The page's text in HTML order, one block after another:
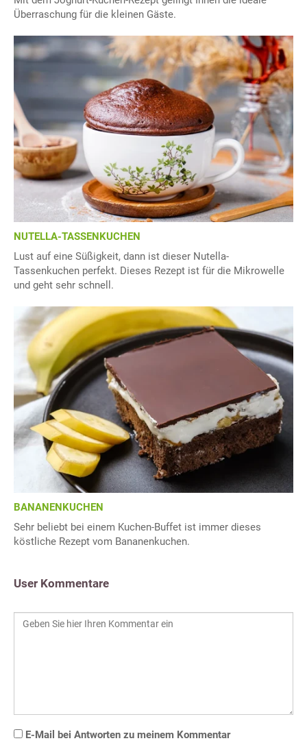
Überraschung für die kleinen Gäste.
NUTELLA-TASSENKUCHEN
Lust auf eine Süßigkeit, dann ist dieser Nutella-
Tassenkuchen perfekt. Dieses Rezept ist für die Mikrowelle
und geht sehr schnell.
BANANENKUCHEN
Sehr beliebt bei einem Kuchen-Buffet ist immer dieses
köstliche Rezept vom Bananenkuchen.
User Kommentare
E-Mail bei Antworten zu meinem Kommentar